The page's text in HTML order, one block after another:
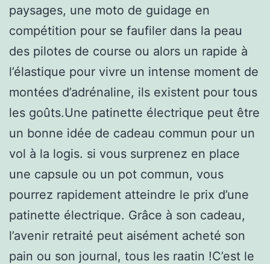
paysages, une moto de guidage en
compétition pour se faufiler dans la peau
des pilotes de course ou alors un rapide à
l’élastique pour vivre un intense moment de
montées d’adrénaline, ils existent pour tous
les goûts.Une patinette électrique peut être
un bonne idée de cadeau commun pour un
vol à la logis. si vous surprenez en place
une capsule ou un pot commun, vous
pourrez rapidement atteindre le prix d’une
patinette électrique. Grâce à son cadeau,
l’avenir retraité peut aisément acheté son
pain ou son journal, tous les raatin !C’est le